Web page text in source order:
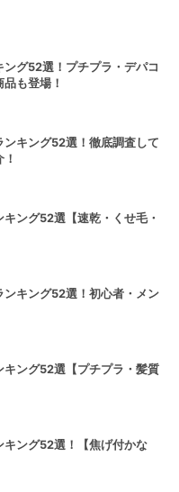
グ52選！プチプラ・デパコ
も登場！
キング52選！徹底調査して
ング52選【速乾・くせ毛・
キング52選！初心者・メン
ング52選【プチプラ・髪質
キング52選！【焦げ付かな